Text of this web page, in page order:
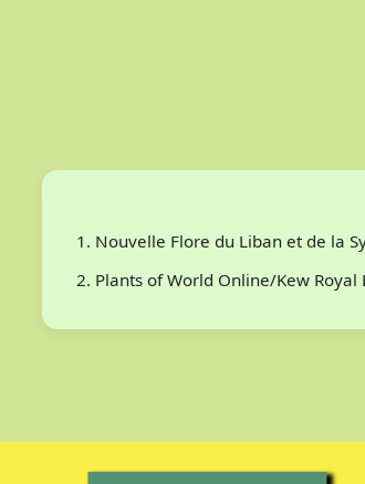
Nouvelle Flore du Liban et de la
Plants of World Online/Kew